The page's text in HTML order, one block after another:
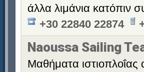
άλλα λιμάνια κατόπιν
+30 22840 22874
Naoussa Sailing
Μαθήματα